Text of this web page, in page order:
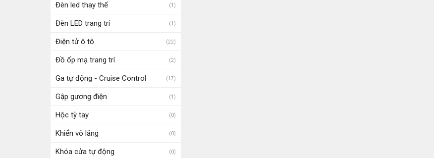
Đèn led thay thế (1)
Đèn LED trang trí (1)
Điện tử ô tô (22)
Đồ ốp mạ trang trí (2)
Ga tự động - Cruise Control (17)
Gập gương điện (1)
Hộc tỳ tay (0)
Khiển vô lăng (0)
Khóa cửa tự động (0)